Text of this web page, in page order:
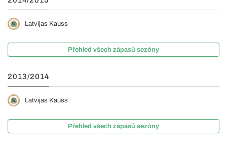
Latvijas Kauss
Přehled všech zápasů sezóny
2013/2014
Latvijas Kauss
Přehled všech zápasů sezóny